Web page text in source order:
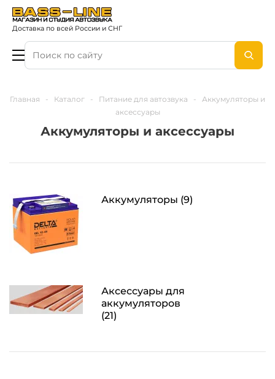
Доставка по всей России и СНГ
Главная - Каталог - Питание для автозвука -
Аккумуляторы и
аксессуары
Аккумуляторы и аксессуары
Аккумуляторы (9)
Аксессуары для
аккумуляторов
(21)